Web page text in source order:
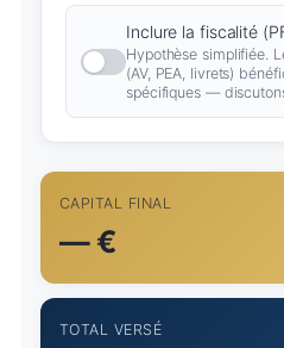
Inclure la fiscalité
Hypothèse simplifiée.
(AV, PEA, livrets)
spécifiques —
CAPITAL FINAL
— €
TOTAL VERSÉ